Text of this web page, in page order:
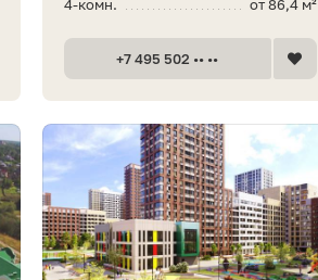
от 86,4 м²
4-комн.
+7 495 502 •• ••